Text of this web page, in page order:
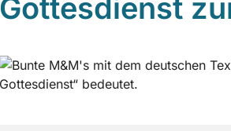
Gottesdienst